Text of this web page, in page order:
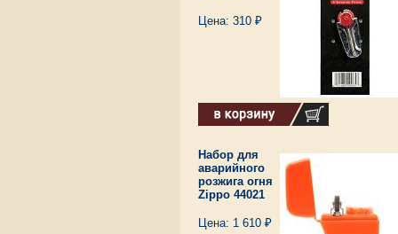
Цена: 310 ₽
Набор для
аварийного
розжига огня
Zippo 44021
Цена: 1 610 ₽